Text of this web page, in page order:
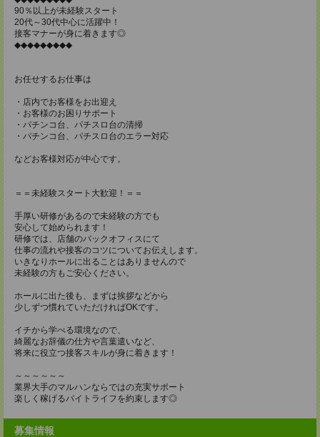
90％以上が未経験スタート
20代～30代中心に活躍中！
接客マナーが身に着きます◎
◆◆◆◆◆◆◆◆◆
お任せするお仕事は
・店内でお客様をお出迎え
・お客様のお困りサポート
・パチンコ台、パチスロ台の清掃
・パチンコ台、パチスロ台のエラー対応
などお客様対応が中心です。
＝＝未経験スタート大歓迎！＝＝
手厚い研修があるので未経験の方でも
安心して始められます！
研修では、店舗のバックオフィスにて
仕事の流れや接客のコツについてお伝えします。
いきなりホールに出ることはありませんので
未経験の方もご安心ください。
ホールに出た後も、まずは挨拶などから
少しずつ慣れていただければOKです。
イチから学べる環境なので、
綺麗なお辞儀の仕方や言葉遣いなど、
将来に役立つ接客スキルが身に着きます！
～～～～～～
業界大手のマルハンならではの充実サポート
楽しく稼げるバイトライフを約束します◎
募集情報